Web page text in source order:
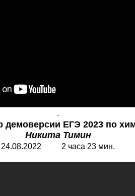
.
демоверсии ЕГЭ 2023 по
Никита Тимин
24.08.2022 2 часа 23 мин.